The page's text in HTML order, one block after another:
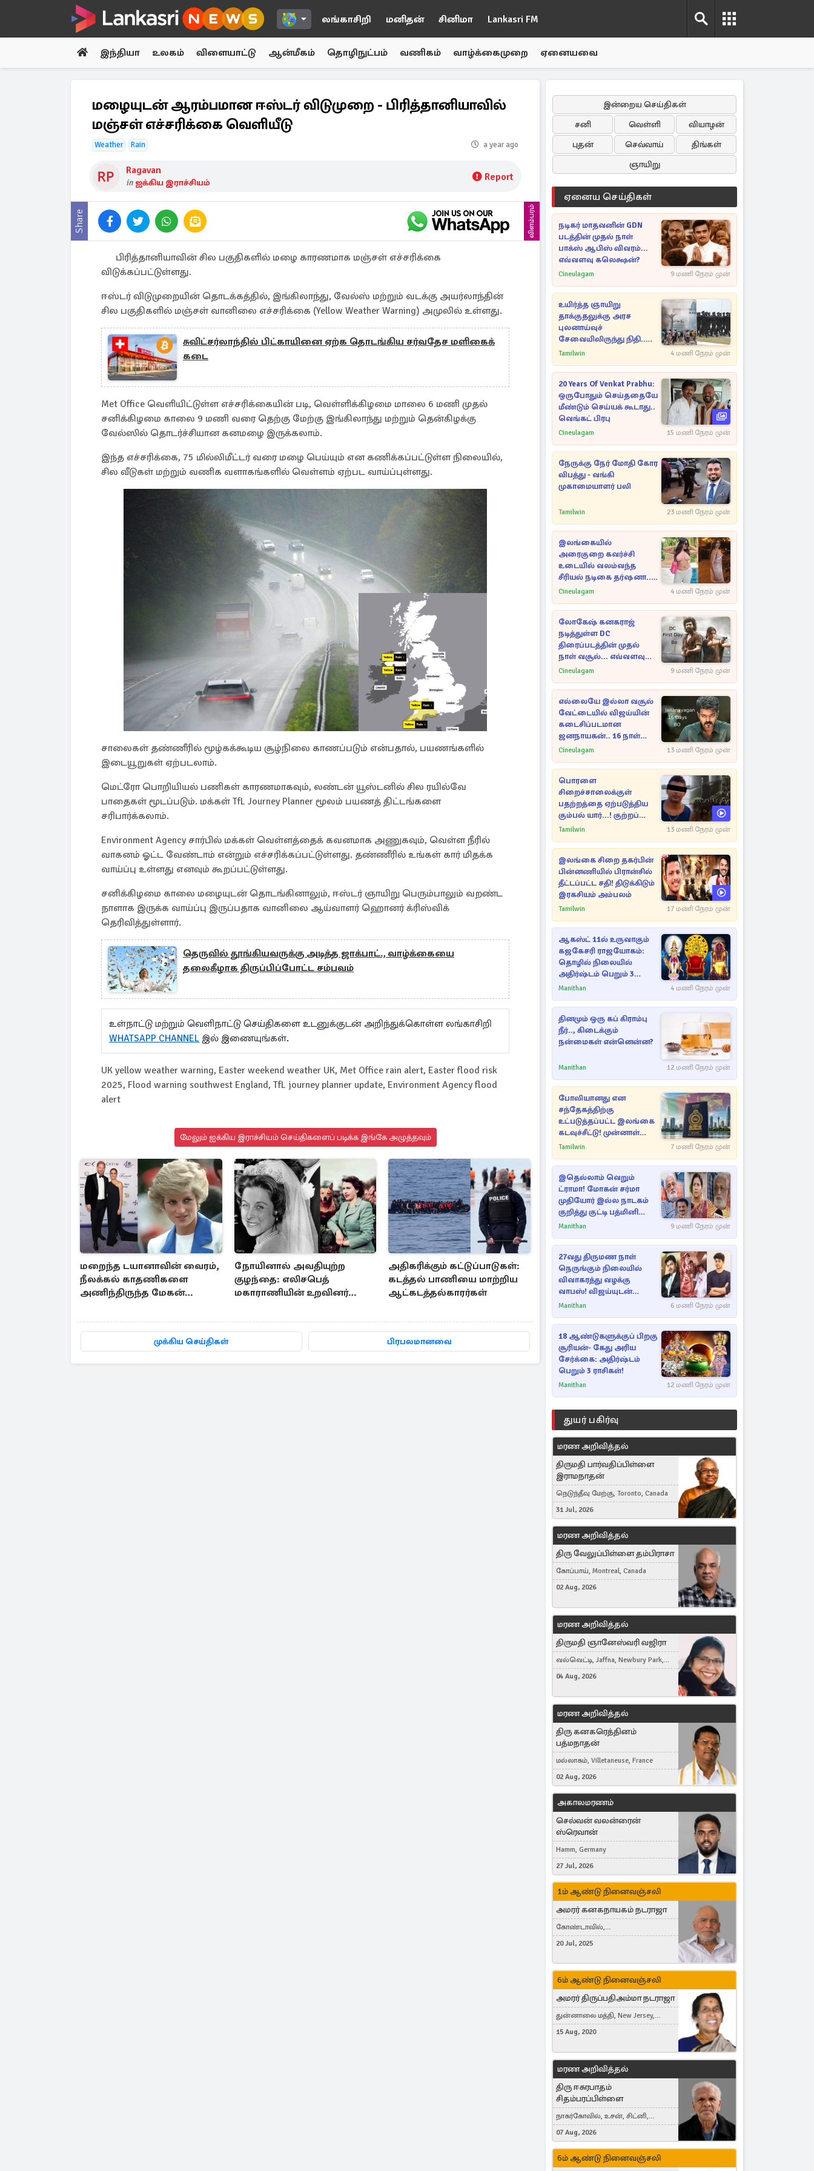
லங்காசிறி மனிதன் சினிமா Lankasri FM
இந்தியா உலகம் விளையாட்டு ஆன்மீகம் தொழிநுட்பம் வணிகம் வாழ்க்கைமுறை ஏனையவை
மழையுடன் ஆரம்பமான ஈஸ்டர் விடுமுறை - பிரித்தானியாவில்
மஞ்சள் எச்சரிக்கை வெளியீடு
Weather Rain a year ago
Ragavan
in ஐக்கிய இராச்சியம் Report
Share விளம்பரம்
பிரித்தானியாவின் சில பகுதிகளில் மழை காரணமாக மஞ்சள் எச்சரிக்கை
விடுக்கப்பட்டுள்ளது.
ஈஸ்டர் விடுமுறையின் தொடக்கத்தில், இங்கிலாந்து, வேல்ஸ் மற்றும் வடக்கு அயர்லாந்தின்
சில பகுதிகளில் மஞ்சள் வானிலை எச்சரிக்கை (Yellow Weather Warning) அமுலில் உள்ளது.
சுவிட்சர்லாந்தில் பிட்காயினை ஏற்க தொடங்கிய சர்வதேச மளிகைக்
கடை
Met Office வெளியிட்டுள்ள எச்சரிக்கையின் படி, வெள்ளிக்கிழமை மாலை 6 மணி முதல்
சனிக்கிழமை காலை 9 மணி வரை தெற்கு மேற்கு இங்கிலாந்து மற்றும் தென்கிழக்கு
வேல்ஸில் தொடர்ச்சியான கனமழை இருக்கலாம்.
இந்த எச்சரிக்கை, 75 மில்லிமீட்டர் வரை மழை பெய்யும் என கணிக்கப்பட்டுள்ள நிலையில்,
சில வீடுகள் மற்றும் வணிக வளாகங்களில் வெள்ளம் ஏற்பட வாய்ப்புள்ளது.
சாலைகள் தண்ணீரில் மூழ்கக்கூடிய சூழ்நிலை காணப்படும் என்பதால், பயணங்களில்
இடையூறுகள் ஏற்படலாம்.
மெட்ரோ பொறியியல் பணிகள் காரணமாகவும், லண்டன் யூஸ்டனில் சில ரயில்வே
பாதைகள் மூடப்படும். மக்கள் TfL Journey Planner மூலம் பயணத் திட்டங்களை
சரிபார்க்கலாம்.
Environment Agency சார்பில் மக்கள் வெள்ளத்தைக் கவனமாக அணுகவும், வெள்ள நீரில்
வாகனம் ஓட்ட வேண்டாம் என்றும் எச்சரிக்கப்பட்டுள்ளது. தண்ணீரில் உங்கள் கார் மிதக்க
வாய்ப்பு உள்ளது எனவும் கூறப்பட்டுள்ளது.
சனிக்கிழமை காலை மழையுடன் தொடங்கினாலும், ஈஸ்டர் ஞாயிறு பெரும்பாலும் வறண்ட
நாளாக இருக்க வாய்ப்பு இருப்பதாக வானிலை ஆய்வாளர் ஹொனர் க்ரிஸ்விக்
தெரிவித்துள்ளார்.
தெருவில் தூங்கியவருக்கு அடித்த ஜாக்பாட்., வாழ்க்கையை
தலைகீழாக திருப்பிப்போட்ட சம்பவம்
உள்நாட்டு மற்றும் வெளிநாட்டு செய்திகளை உடனுக்குடன் அறிந்துக்கொள்ள லங்காசிறி
WHATSAPP CHANNEL இல் இணையுங்கள்.
UK yellow weather warning, Easter weekend weather UK, Met Office rain alert, Easter flood risk
2025, Flood warning southwest England, TfL journey planner update, Environment Agency flood
alert
மேலும் ஐக்கிய இராச்சியம் செய்திகளைப் படிக்க இங்கே அழுத்தவும்
மறைந்த டயானாவின் வைரம்,
நீலக்கல் காதணிகளை
அணிந்திருந்த மேகன்
நோயினால் அவதியுற்ற
குழந்தை: எலிசபெத்
மகாராணியின் உறவினர்
அதிகரிக்கும் கட்டுப்பாடுகள்:
கடத்தல் பாணியை மாற்றிய
ஆட்கடத்தல்காரர்கள்
முக்கிய செய்திகள் பிரபலமானவை
இன்றைய செய்திகள்
சனி
வெள்ளி
வியாழன்
புதன்
செவ்வாய்
திங்கள்
ஞாயிறு
ஏனைய செய்திகள்
நடிகர் மாதவனின் GDN
படத்தின் முதல் நாள்
பாக்ஸ் ஆபிஸ் விவரம்...
எவ்வளவு கலெக்ஷன்?
Cineulagam 9 மணி நேரம் முன்
உயிர்த்த ஞாயிறு
தாக்குதலுக்கு அரச
புலனாய்வுச்
சேவையிலிருந்து நிதி..
வெளியான அதிர்ச்சி
Tamilwin 4 மணி நேரம் முன்
20 Years Of Venkat Prabhu:
ஒருபோதும் செய்ததையே
மீண்டும் செய்யக் கூடாது..
வெங்கட் பிரபு
Cineulagam 15 மணி நேரம் முன்
நேருக்கு நேர் மோதி கோர
விபத்து - வங்கி
முகாமையாளர் பலி
Tamilwin 23 மணி நேரம் முன்
இலங்கையில்
அரைகுறை கவர்ச்சி
உடையில் வலம்வந்த
சீரியல் நடிகை தர்ஷனா...
அவரே வெளியிட்ட
Cineulagam 4 மணி நேரம் முன்
லோகேஷ் கனகராஜ்
நடித்துள்ள DC
திரைப்படத்தின் முதல்
நாள் வசூல்... எவ்வளவு
தெரியுமா?
Cineulagam 9 மணி நேரம் முன்
எல்லையே இல்லா வசூல்
வேட்டையில் விஜய்யின்
கடைசிப்படமான
ஜனநாயகன்.. 16 நாள்
பாக்ஸ் ஆபிஸ்
Cineulagam 13 மணி நேரம் முன்
பொரளை
சிறைச்சாலைக்குள்
பதற்றத்தை ஏற்படுத்திய
கும்பல் யார்...! குற்றப்
பின்னணி தொடர்பில்
Tamilwin 13 மணி நேரம் முன்
இலங்கை சிறை தகர்பின்
பின்னணியில் பிரான்சில்
தீட்டப்பட்ட சதி! திடுக்கிடும்
இரகசியம் அம்பலம்
Tamilwin 17 மணி நேரம் முன்
ஆகஸ்ட் 11ல் உருவாகும்
கஜகேசரி ராஜயோகம்:
தொழில் நிலையில்
அதிர்ஷ்டம் பெறும் 3
ராசிகள்!
Manithan 4 மணி நேரம் முன்
தினமும் ஒரு கப் கிராம்பு
நீர்.., கிடைக்கும்
நன்மைகள் என்னென்ன?
Manithan 12 மணி நேரம் முன்
போலியானது என
சந்தேகத்திற்கு
உட்படுத்தப்பட்ட இலங்கை
கடவுச்சீட்டு! முன்னாள்
எம்.பிக்கு
சிக்கல்
Tamilwin 7 மணி நேரம் முன்
இதெல்லாம் வெறும்
ட்ராமா! மோகன் சர்மா
முதியோர் இல்ல நாடகம்
குறித்து குட்டி பத்மினி
பரபரப்பு பேட்டி
Manithan 9 மணி நேரம் முன்
27வது திருமண நாள்
நெருங்கும் நிலையில்
விவாகரத்து வழக்கு
வாபஸ்! விஜய்யுடன்
மீண்டும் இணைவாரா?
Manithan 6 மணி நேரம் முன்
18 ஆண்டுகளுக்குப் பிறகு
சூரியன்- கேது அரிய
சேர்க்கை: அதிர்ஷ்டம்
பெறும் 3 ராசிகள்!
Manithan 12 மணி நேரம் முன்
துயர் பகிர்வு
மரண அறிவித்தல்
திருமதி பார்வதிப்பிள்ளை
இராமநாதன்
நெடுந்தீவு மேற்கு, Toronto, Canada
31 Jul, 2026
மரண அறிவித்தல்
திரு வேலுப்பிள்ளை தம்பிராசா
கோப்பாய், Montreal, Canada
02 Aug, 2026
மரண அறிவித்தல்
திருமதி ஞானேஸ்வரி வஜிரா
வல்வெட்டி, Jaffna, Newbury Park,
United Kingdom
04 Aug, 2026
மரண அறிவித்தல்
திரு கனகரெத்தினம்
பத்மநாதன்
மல்லாகம், Villetaneuse, France
02 Aug, 2026
அகாலமரணம்
செல்வன் வலன்ரைன்
ஸ்ரெவான்
Hamm, Germany
27 Jul, 2026
1ம் ஆண்டு நினைவஞ்சலி
அமரர் கனகநாயகம் நடராஜா
கோண்டாவில்,
புன்னாலைக்கட்டுவன், சவுதி
Germany, Brampton, Canada
20 Jul, 2025
6ம் ஆண்டு நினைவஞ்சலி
அமரர் திருப்பதிஅம்மா நடராஜா
துன்னாலை மத்தி, New Jersey,
United States, Toronto, Canada
15 Aug, 2020
மரண அறிவித்தல்
திரு ஈசுரபாதம்
சிதம்பரப்பிள்ளை
நாகர்கோவில், உசன், சிட்னி,
Australia
07 Aug, 2026
6ம் ஆண்டு நினைவஞ்சலி